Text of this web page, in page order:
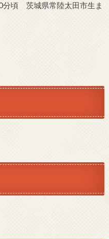
頃 茨城県常陸太田市生ま